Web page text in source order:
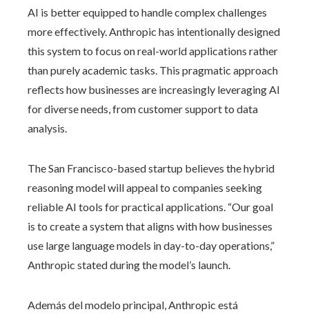
AI is better equipped to handle complex challenges
more effectively. Anthropic has intentionally designed
this system to focus on real-world applications rather
than purely academic tasks. This pragmatic approach
reflects how businesses are increasingly leveraging AI
for diverse needs, from customer support to data
analysis.
The San Francisco-based startup believes the hybrid
reasoning model will appeal to companies seeking
reliable AI tools for practical applications. “Our goal
is to create a system that aligns with how businesses
use large language models in day-to-day operations,”
Anthropic stated during the model’s launch.
Además del modelo principal, Anthropic está